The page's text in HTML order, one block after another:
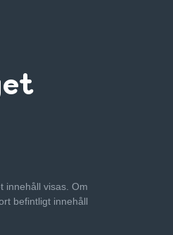
innehåll visas. Om
befintligt innehåll